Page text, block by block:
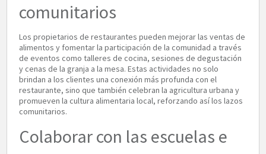
comunitarios
Los propietarios de restaurantes pueden mejorar las ventas de
alimentos y fomentar la participación de la comunidad a través
de eventos como talleres de cocina, sesiones de degustación
y cenas de la granja a la mesa. Estas actividades no solo
brindan a los clientes una conexión más profunda con el
restaurante, sino que también celebran la agricultura urbana y
promueven la cultura alimentaria local, reforzando así los lazos
comunitarios.
Colaborar con las escuelas e